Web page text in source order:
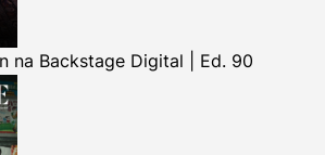
na Backstage Digital | Ed. 90